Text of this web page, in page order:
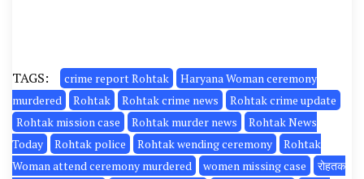
TAGS: crime report Rohtak
Haryana Woman ceremony
murdered
Rohtak Rohtak crime news
Rohtak crime update
Rohtak mission case
Rohtak murder news
Rohtak News
Today
Rohtak police Rohtak wending ceremony
Rohtak
Woman attend ceremony murdered
women missing case
रोहतक